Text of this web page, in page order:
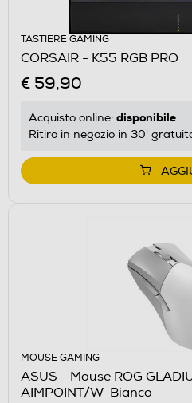
TASTIERE GAMING
CORSAIR - K55 RGB PRO
€ 59,90
Acquisto online: disponibile
Ritiro in negozio in 30'
MOUSE GAMING
ASUS - Mouse ROG
AIMPOINT/W-Bianco